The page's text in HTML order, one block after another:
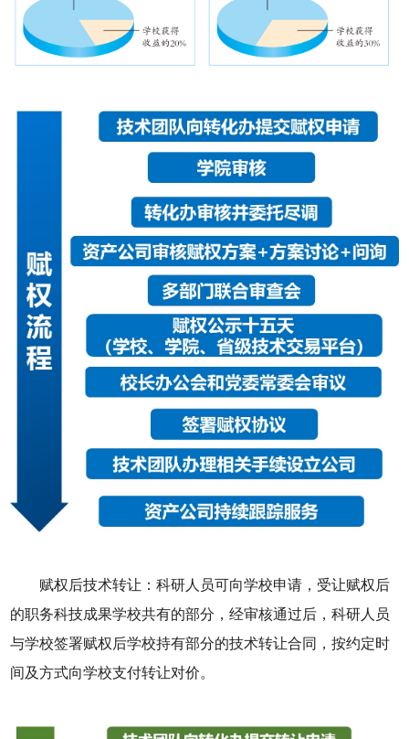
赋权后技术转让：科研人员可向学校申请，受让赋权后
的职务科技成果学校共有的部分，经审核通过后，科研人员
与学校签署赋权后学校持有部分的技术转让合同，按约定时
间及方式向学校支付转让对价。